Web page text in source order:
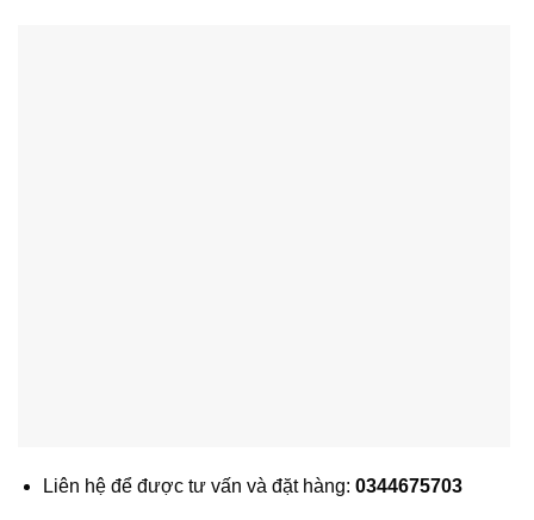
Liên hệ để được tư vấn và đặt hàng: 0344675703